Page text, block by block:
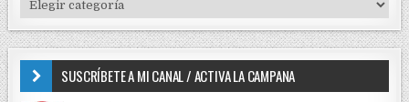
e
e
n
o
r
:
I
P
D
SUSCRÍBETE A MI CANAL / ACTIVA LA CAMPANA